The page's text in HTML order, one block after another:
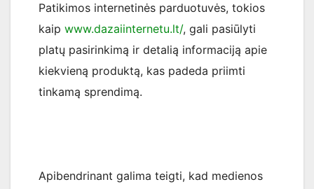
Patikimos internetinės parduotuvės, tokios
kaip www.dazaiinternetu.lt/, gali pasiūlyti
platų pasirinkimą ir detalią informaciją apie
kiekvieną produktą, kas padeda priimti
tinkamą sprendimą.
Apibendrinant galima teigti, kad medienos